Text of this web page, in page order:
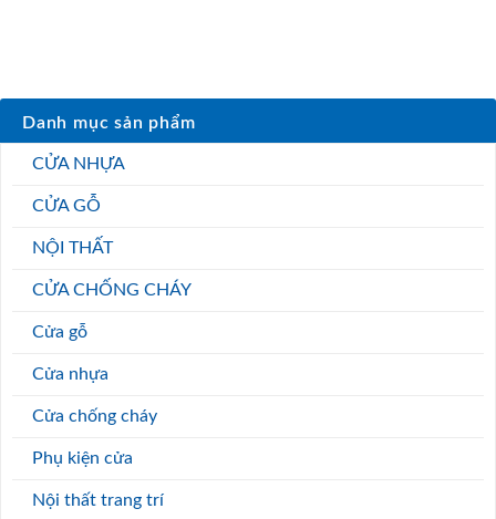
Danh mục sản phẩm
CỬA NHỰA
CỬA GỖ
NỘI THẤT
CỬA CHỐNG CHÁY
Cửa gỗ
Cửa nhựa
Cửa chống cháy
Phụ kiện cửa
Nội thất trang trí